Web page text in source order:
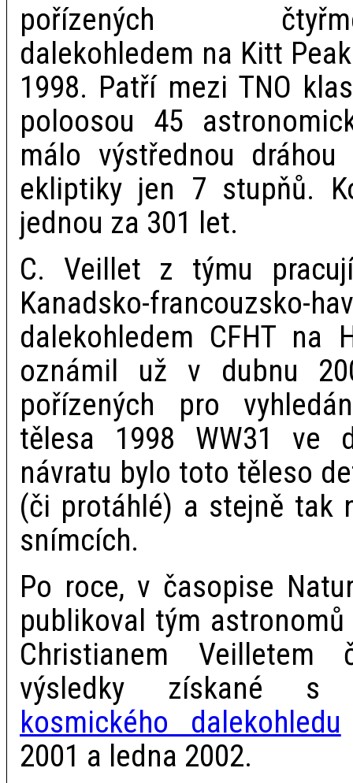
pořízených
dalekohledem na Kitt
1998. Patří mezi TNO
poloosou 45
málo výstřednou
ekliptiky jen 7 stupňů.
jednou za 301 let.
C. Veillet z týmu
Kanadsko-francouzsko-
dalekohledem CFHT na
oznámil už v dubnu
pořízených pro
tělesa 1998 WW31 ve
návratu bylo toto těleso
(či protáhlé) a stejně tak
snímcích.
Po roce, v časopise
publikoval tým
Christianem Veilletem
výsledky získané
kosmického dalekohledu
2001 a ledna 2002.